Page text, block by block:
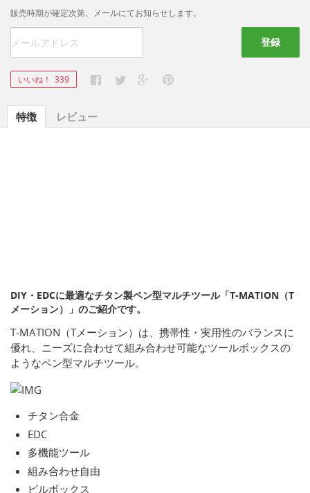
販売時期が確定次第、メールにてお知らせします。
登録
いいね！ 339
特徴 レビュー
DIY・EDCに最適なチタン製ペン型マルチツール「T-MATION（T
メーション）」のご紹介です。
T-MATION（Tメーション）は、携帯性・実用性のバランスに
優れ、ニーズに合わせて組み合わせ可能なツールボックスの
ようなペン型マルチツール。
チタン合金
EDC
多機能ツール
組み合わせ自由
ピルボックス